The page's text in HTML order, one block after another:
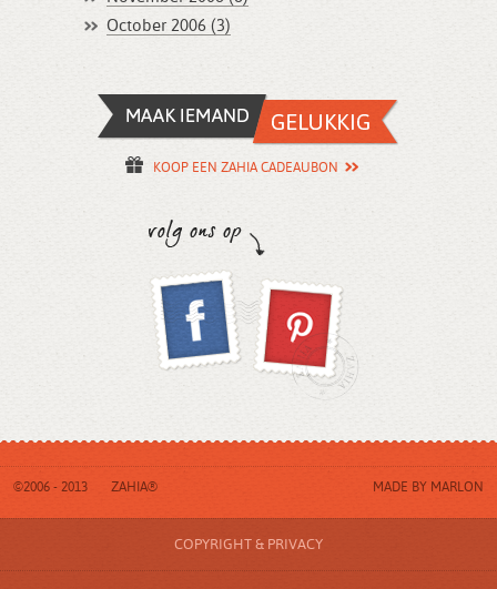
October 2006 (3)
KOOP EEN ZAHIA CADEAUBON
©2006 - 2013 ZAHIA® MADE BY MARLON
COPYRIGHT & PRIVACY